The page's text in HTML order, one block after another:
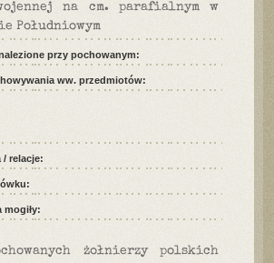
na cm. parafialnym w
Południowym
przy pochowanym:
ww. przedmiotów:
/ relacje:
mogiły:
żołnierzy polskich